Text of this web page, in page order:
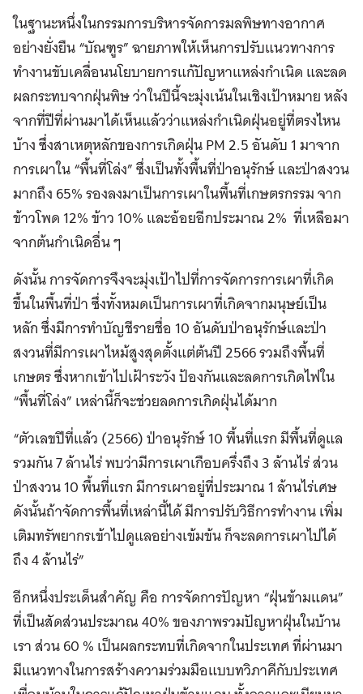
ในฐานะหนึ่งในกรรมการบริหารจัดการมลพิษทางอากาศ
อย่างยั่งยืน “บัณฑูร” ฉายภาพให้เห็นการปรับแนวทางการ
ทำงานขับเคลื่อนนโยบายการแก้ปัญหาแหล่งกำเนิด และลด
ผลกระทบจากฝุ่นพิษ ว่าในปีนี้จะมุ่งเน้นในเชิงเป้าหมาย หลัง
จากที่ปีที่ผ่านมาได้เห็นแล้วว่าแหล่งกำเนิดฝุ่นอยู่ที่ตรงไหน
บ้าง ซึ่งสาเหตุหลักของการเกิดฝุ่น PM 2.5 อันดับ 1 มาจาก
การเผาใน “พื้นที่โล่ง” ซึ่งเป็นทั้งพื้นที่ป่าอนุรักษ์ และป่าสงวน
มากถึง 65% รองลงมาเป็นการเผาในพื้นที่เกษตรกรรม จาก
ข้าวโพด 12% ข้าว 10% และอ้อยอีกประมาณ 2% ที่เหลือมา
จากต้นกำเนิดอื่น ๆ
ดังนั้น การจัดการจึงจะมุ่งเป้าไปที่การจัดการการเผาที่เกิด
ขึ้นในพื้นที่ป่า ซึ่งทั้งหมดเป็นการเผาที่เกิดจากมนุษย์เป็น
หลัก ซึ่งมีการทำบัญชีรายชื่อ 10 อันดับป่าอนุรักษ์และป่า
สงวนที่มีการเผาไหม้สูงสุดตั้งแต่ต้นปี 2566 รวมถึงพื้นที่
เกษตร ซึ่งหากเข้าไปเฝ้าระวัง ป้องกันและลดการเกิดไฟใน
“พื้นที่โล่ง” เหล่านี้ก็จะช่วยลดการเกิดฝุ่นได้มาก
“ตัวเลขปีที่แล้ว (2566) ป่าอนุรักษ์ 10 พื้นที่แรก มีพื้นที่ดูแล
รวมกัน 7 ล้านไร่ พบว่ามีการเผาเกือบครึ่งถึง 3 ล้านไร่ ส่วน
ป่าสงวน 10 พื้นที่แรก มีการเผาอยู่ที่ประมาณ 1 ล้านไร่เศษ
ดังนั้นถ้าจัดการพื้นที่เหล่านี้ได้ มีการปรับวิธีการทำงาน เพิ่ม
เติมทรัพยากรเข้าไปดูแลอย่างเข้มข้น ก็จะลดการเผาไปได้
ถึง 4 ล้านไร่”
อีกหนึ่งประเด็นสำคัญ คือ การจัดการปัญหา “ฝุ่นข้ามแดน”
ที่เป็นสัดส่วนประมาณ 40% ของภาพรวมปัญหาฝุ่นในบ้าน
เรา ส่วน 60 % เป็นผลกระทบที่เกิดจากในประเทศ ที่ผ่านมา
มีแนวทางในการสร้างความร่วมมือแบบทวิภาคีกับประเทศ